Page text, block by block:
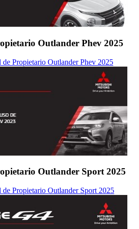
Outlander Phev 2025
de Propietario Outlander Phev 2025
Outlander Sport 2025
de Propietario Outlander Sport 2025